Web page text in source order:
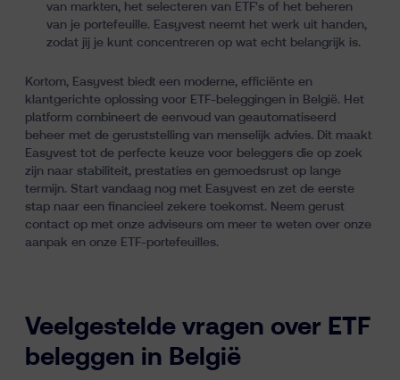
van markten, het selecteren van ETF's of het beheren
van je portefeuille. Easyvest neemt het werk uit handen,
zodat jij je kunt concentreren op wat echt belangrijk is.
Kortom, Easyvest biedt een moderne, efficiënte en
klantgerichte oplossing voor ETF-beleggingen in België. Het
platform combineert de eenvoud van geautomatiseerd
beheer met de geruststelling van menselijk advies. Dit maakt
Easyvest tot de perfecte keuze voor beleggers die op zoek
zijn naar stabiliteit, prestaties en gemoedsrust op lange
termijn. Start vandaag nog met Easyvest en zet de eerste
stap naar een financieel zekere toekomst. Neem gerust
contact op met onze adviseurs om meer te weten over onze
aanpak en onze ETF-portefeuilles.
Veelgestelde vragen over ETF
beleggen in België